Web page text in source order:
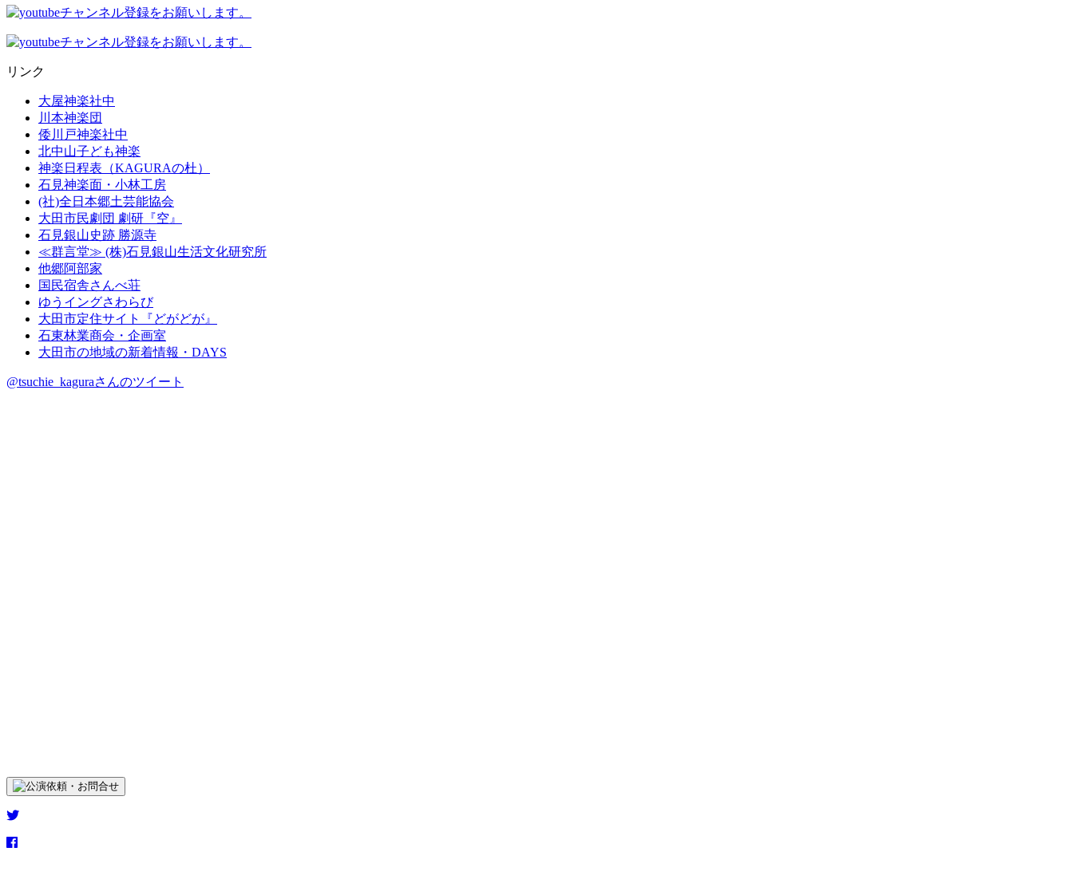
リンク
大屋神楽社中
川本神楽団
倭川戸神楽社中
北中山子ども神楽
神楽日程表（KAGURAの杜）
石見神楽面・小林工房
(社)全日本郷土芸能協会
大田市民劇団 劇研『空』
石見銀山史跡 勝源寺
≪群言堂≫ (株)石見銀山生活文化研究所
他郷阿部家
国民宿舎さんべ荘
ゆうイングさわらび
大田市定住サイト『どがどが』
石東林業商会・企画室
大田市の地域の新着情報・DAYS
@tsuchie_kaguraさんのツイート